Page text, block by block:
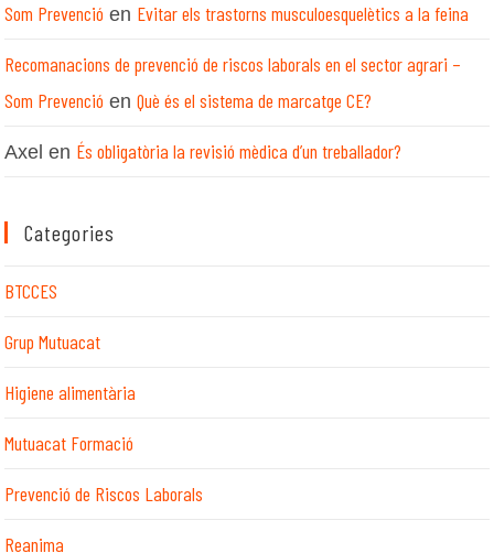
Som Prevenció en Evitar els trastorns musculoesquelètics a la feina
Recomanacions de prevenció de riscos laborals en el sector agrari –
Som Prevenció enQuè és el sistema de marcatge CE?
Axel en És obligatòria la revisió mèdica d’un treballador?
Categories
BTCCES
Grup Mutuacat
Higiene alimentària
Mutuacat Formació
Prevenció de Riscos Laborals
Reanima